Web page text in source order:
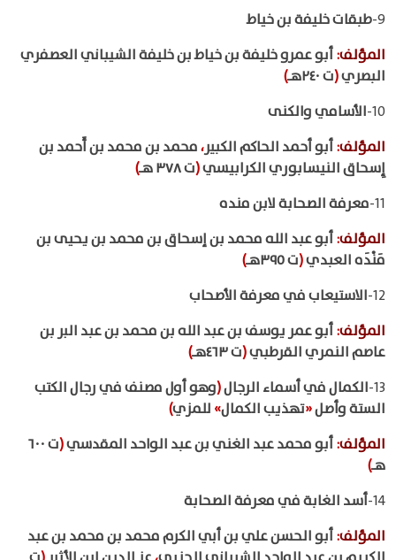
9- طبقات خليفة بن خياط
المؤلف:أبو عمرو خليفة بن خياط بن خليفة الشيباني العصفري
البصري(ت ٢٤٠هـ
)
10- الأسامي والكنى
المؤلف:أبو أحمد الحاكم الكبير،محمد بن محمد بن أَحمد بن
إِسحاق النيسابوري الكرابيسي(ت ٣٧٨ هـ
)
11- معرفة الصحابة لابن منده
المؤلف:أبو عبد الله محمد بن إسحاق بن محمد بن يحيى بن
مَنْدَه العبدي(ت ٣٩٥هـ
)
12- الاستيعاب في معرفة الأصحاب
المؤلف:أبو عمر يوسف بن عبد الله بن محمد بن عبد البر بن
عاصم النمري القرطبي(ت ٤٦٣هـ
)
13- الكمال في أسماء الرجال(وهو أول مصنف في رجال الكتب
الستة وأصل«تهذيب الكمال» للمزي)
المؤلف:أبو محمد عبد الغني بن عبد الواحد المقدسي(
ت ٦٠٠
هـ)
14- أسد الغابة في معرفة الصحابة
المؤلف:أبو الحسن علي بن أبي الكرم محمد بن محمد بن عبد